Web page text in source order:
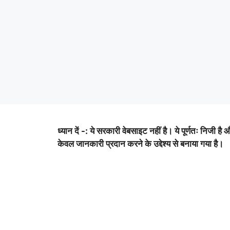
ध्यान दें -: ये सरकारी वेबसाइट नहीं है। ये पूर्णतः निजी है
केवल जानकारी प्रदान करने के उद्देश्य से बनाया गया है।